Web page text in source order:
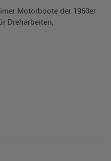
Motorboote der 1960er
Dreharbeiten,